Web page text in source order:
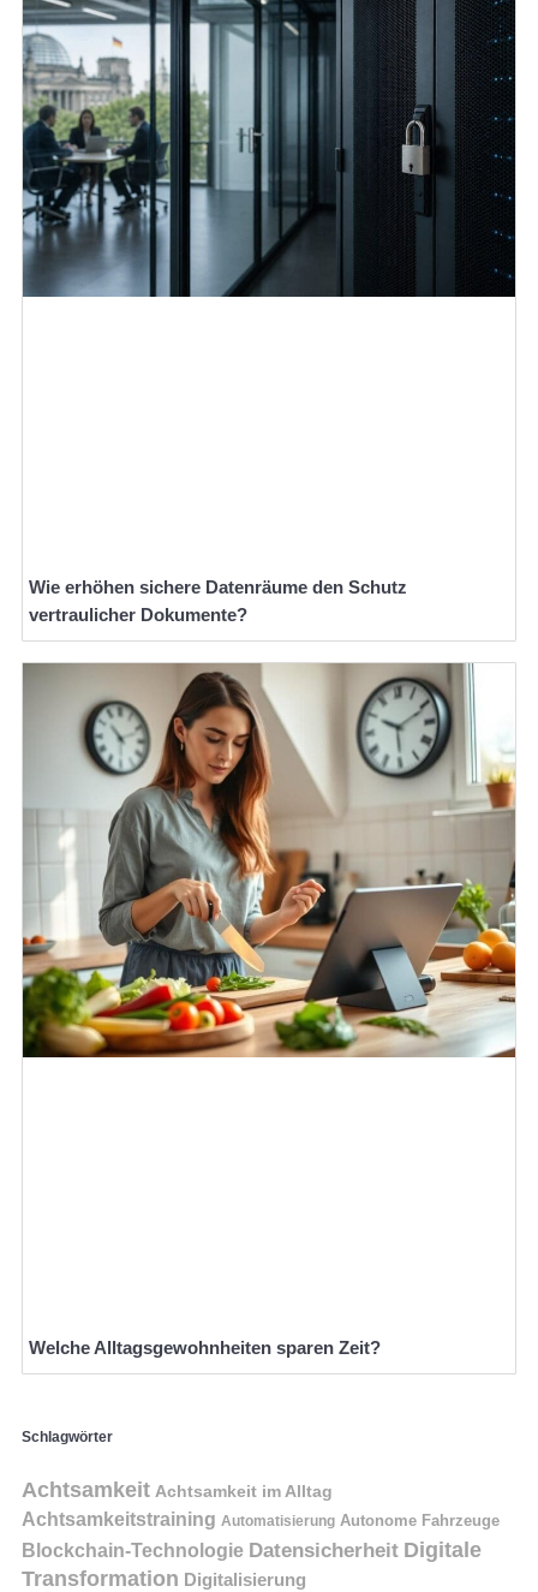
Wie erhöhen sichere Datenräume den Schutz
vertraulicher Dokumente?
Welche Alltagsgewohnheiten sparen Zeit?
Schlagwörter
Achtsamkeit Achtsamkeit im Alltag
Achtsamkeitstraining Automatisierung Autonome Fahrzeuge
Blockchain-Technologie Datensicherheit Digitale
Transformation Digitalisierung